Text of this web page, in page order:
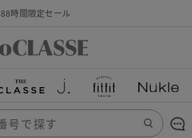
88時間限定セール